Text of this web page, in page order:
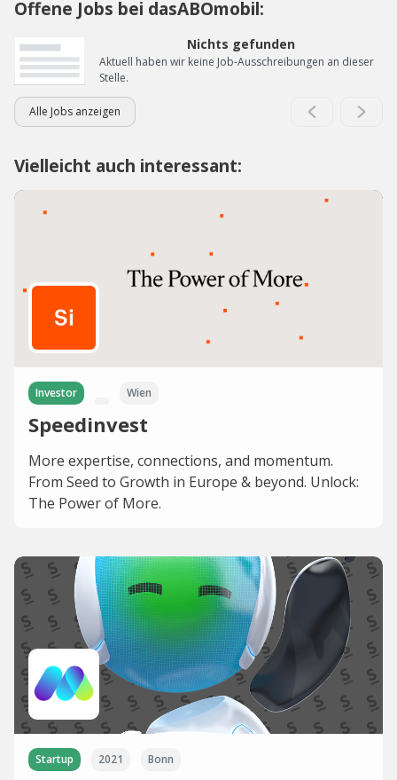
Offene Jobs bei dasABOmobil:
Nichts gefunden
Aktuell haben wir keine Job-Ausschreibungen an dieser
Stelle.
Alle Jobs anzeigen
Vielleicht auch interessant:
Investor Wien
Speedinvest
More expertise, connections, and momentum.
From Seed to Growth in Europe & beyond. Unlock:
The Power of More.
Startup 2021 Bonn